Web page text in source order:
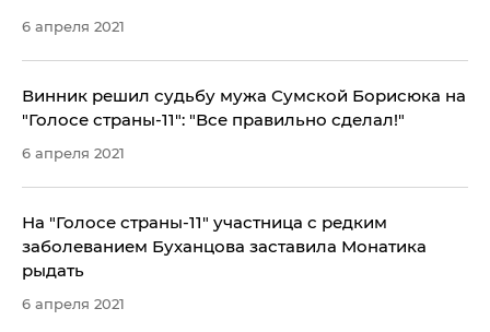
6 апреля 2021
Винник решил судьбу мужа Сумской Борисюка на
"Голосе страны-11": "Все правильно сделал!"
6 апреля 2021
На "Голосе страны-11" участница с редким
заболеванием Буханцова заставила Монатика
рыдать
6 апреля 2021